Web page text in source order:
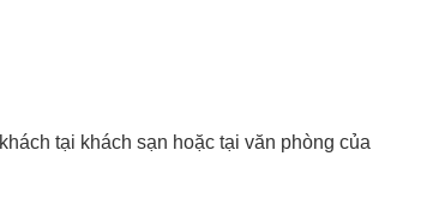
tại khách sạn hoặc tại văn phòng của